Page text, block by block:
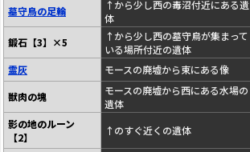
墓守鳥の足輪
↑から少し西の毒沼付近にある遺
体
鍛石【3】×5
↑から少し西の墓守鳥が集まって
いる場所付近の遺体
霊灰
モースの廃墟から東にある像
獣肉の塊
モースの廃墟から西にある水場の
遺体
影の地のルーン
【2】
↑のすぐ近くの遺体